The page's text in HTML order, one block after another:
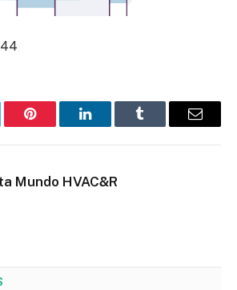
Pinterest LinkedInTumblr Email
Mundo HVAC&R